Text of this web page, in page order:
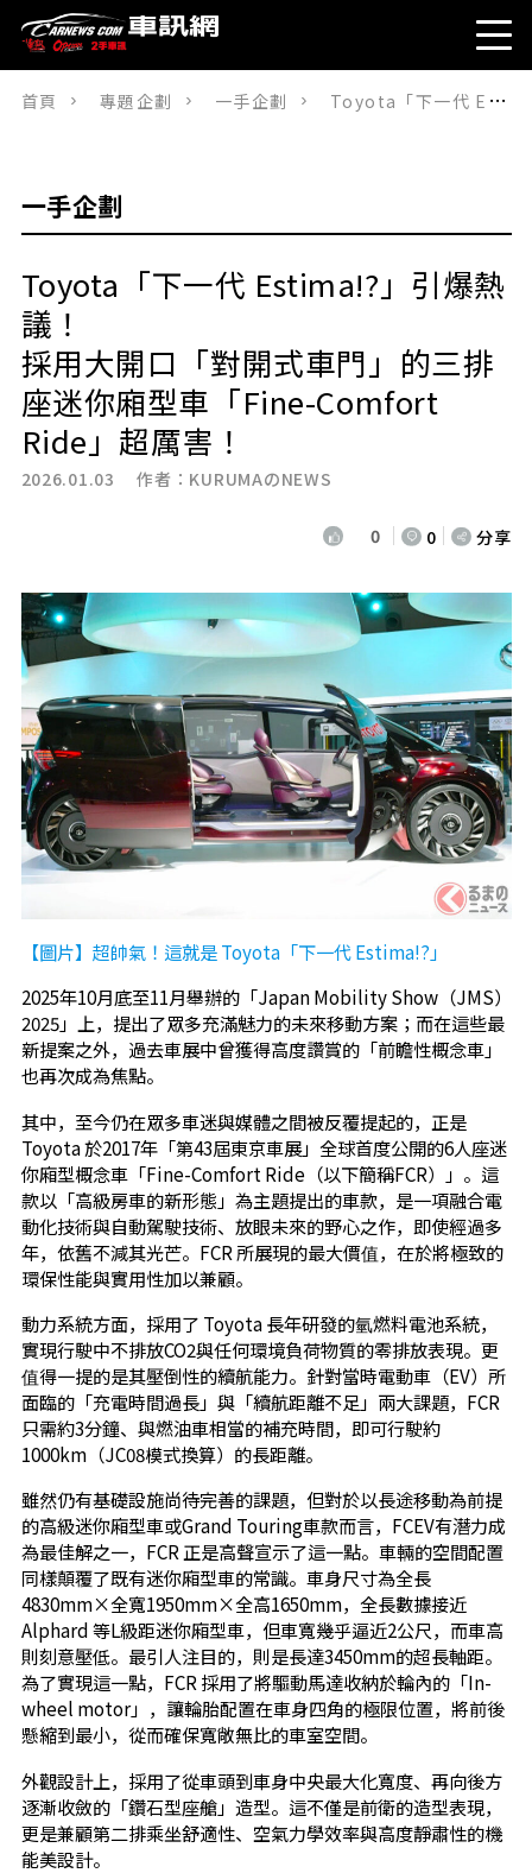
首頁 專題企劃 一手企劃 Toyota「下一代 Estima!?」引爆熱議！ 採用大開口「對開式車門」的三排座迷你廂型車「Fine-Comfort Ride」超厲害！
一手企劃
Toyota「下一代 Estima!?」引爆熱
議！
採用大開口「對開式車門」的三排
座迷你廂型車「Fine-Comfort
Ride」超厲害！
2026.01.03 作者： KURUMAのNEWS
0 0 分享
【圖片】超帥氣！這就是 Toyota「下一代 Estima!?」
2025年10月底至11月舉辦的「Japan Mobility Show（JMS）
2025」上，提出了眾多充滿魅力的未來移動方案；而在這些最
新提案之外，過去車展中曾獲得高度讚賞的「前瞻性概念車」
也再次成為焦點。
其中，至今仍在眾多車迷與媒體之間被反覆提起的，正是
Toyota 於2017年「第43屆東京車展」全球首度公開的6人座迷
你廂型概念車「Fine-Comfort Ride（以下簡稱FCR）」。這
款以「高級房車的新形態」為主題提出的車款，是一項融合電
動化技術與自動駕駛技術、放眼未來的野心之作，即使經過多
年，依舊不減其光芒。FCR 所展現的最大價值，在於將極致的
環保性能與實用性加以兼顧。
動力系統方面，採用了 Toyota 長年研發的氫燃料電池系統，
實現行駛中不排放CO2與任何環境負荷物質的零排放表現。更
值得一提的是其壓倒性的續航能力。針對當時電動車（EV）所
面臨的「充電時間過長」與「續航距離不足」兩大課題，FCR
只需約3分鐘、與燃油車相當的補充時間，即可行駛約
1000km（JC08模式換算）的長距離。
雖然仍有基礎設施尚待完善的課題，但對於以長途移動為前提
的高級迷你廂型車或Grand Touring車款而言，FCEV有潛力成
為最佳解之一，FCR 正是高聲宣示了這一點。車輛的空間配置
同樣顛覆了既有迷你廂型車的常識。車身尺寸為全長
4830mm×全寬1950mm×全高1650mm，全長數據接近
Alphard 等L級距迷你廂型車，但車寬幾乎逼近2公尺，而車高
則刻意壓低。最引人注目的，則是長達3450mm的超長軸距。
為了實現這一點，FCR 採用了將驅動馬達收納於輪內的「In-
wheel motor」，讓輪胎配置在車身四角的極限位置，將前後
懸縮到最小，從而確保寬敞無比的車室空間。
外觀設計上，採用了從車頭到車身中央最大化寬度、再向後方
逐漸收斂的「鑽石型座艙」造型。這不僅是前衛的造型表現，
更是兼顧第二排乘坐舒適性、空氣力學效率與高度靜肅性的機
能美設計。